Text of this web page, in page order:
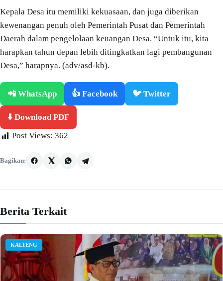
Kepala Desa itu memiliki kekuasaan, dan juga diberikan
kewenangan penuh oleh Pemerintah Pusat dan Pemerintah
Daerah dalam pengelolaan keuangan Desa. “Untuk itu, kita
harapkan tahun depan lebih ditingkatkan lagi pembangunan
Desa,” harapnya. (adv/asd-kb).
📲 WhatsApp 👍 Facebook 🐦 Twitter
⬇️ Download PDF
Post Views: 362
Bagikan:
Berita Terkait
KALTENG